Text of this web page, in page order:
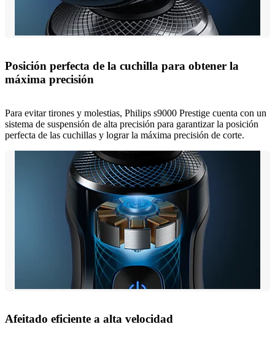
Posición perfecta de la cuchilla para obtener la
máxima precisión
Para evitar tirones y molestias, Philips s9000 Prestige cuenta con un
sistema de suspensión de alta precisión para garantizar la posición
perfecta de las cuchillas y lograr la máxima precisión de corte.
Afeitado eficiente a alta velocidad